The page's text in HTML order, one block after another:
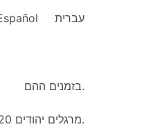
עברית
בזמנים ההם.
מרגלים יהודים 20.